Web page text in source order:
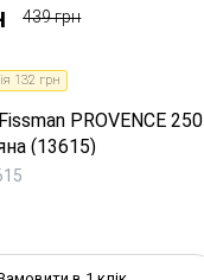
439 грн
132 грн
PROVENCE 250
(13615)